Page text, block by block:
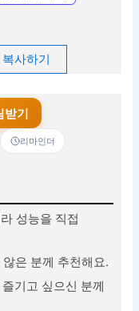
사하기
받기
리마인더
성능을 직접
은 분께 추천해요.
기고 싶으신 분께